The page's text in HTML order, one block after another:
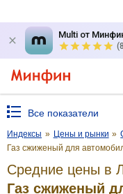
Multi от
Все показатели
Индексы » Цены и рынки »
Газ сжиженый для
Средние цены в
Газ сжиженый